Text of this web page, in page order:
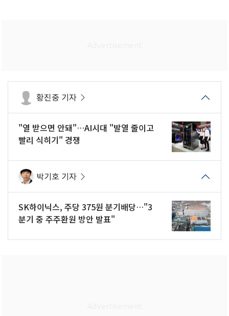
황진중 기자
"열 받으면 안돼"…AI시대 "발열 줄이고
빨리 식히기" 경쟁
박기호 기자
SK하이닉스, 주당 375원 분기배당…"3
분기 중 주주환원 방안 발표"